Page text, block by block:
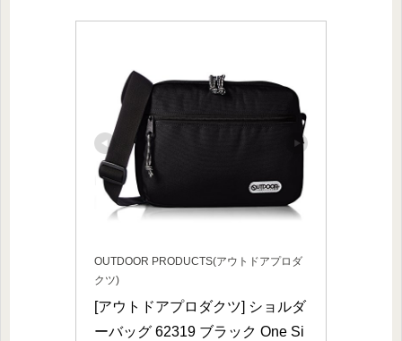
OUTDOOR PRODUCTS(アウトドアプロダ
クツ)
[アウトドアプロダクツ] ショルダ
ーバッグ 62319 ブラック One Si